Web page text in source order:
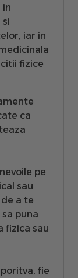
in
iar in
fizice
ca
pe
sau
a te
puna
fizica sau
fie